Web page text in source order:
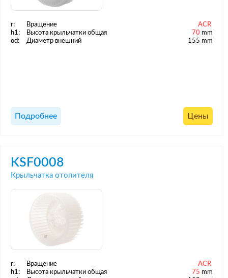
r: Вращение
ACR
h1:
Высота крыльчатки общая 70 mm
od:
Диаметр внешний 155 mm
Подробнее Цены
KSF0008
Крыльчатка отопителя
r: Вращение
ACR
h1:
Высота крыльчатки общая 75 mm